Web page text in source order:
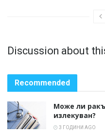
Discussion about
Recommended
Може ли
излекуван?
3 ГОДИНИ AGO